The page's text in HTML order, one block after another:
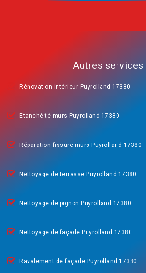
Autres services
Rénovation intérieur Puyrolland 17380
Etanchéité murs Puyrolland 17380
Réparation fissure murs Puyrolland 17380
Nettoyage de terrasse Puyrolland 17380
Nettoyage de pignon Puyrolland 17380
Nettoyage de façade Puyrolland 17380
Ravalement de façade Puyrolland 17380